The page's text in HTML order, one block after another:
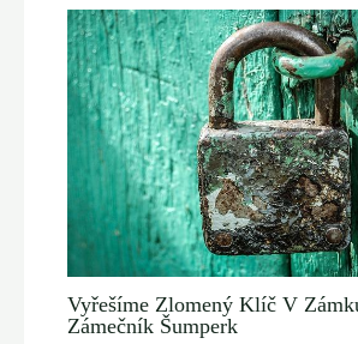
Vyřešíme Zlomený Klíč V
Zámečník Šumperk